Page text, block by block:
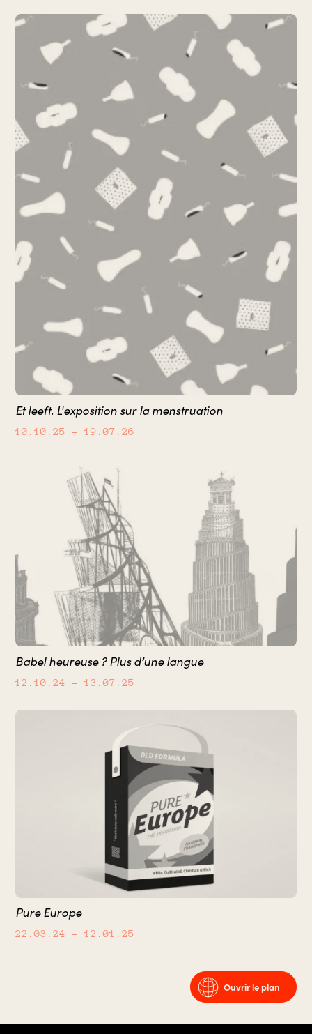
Et leeft. L'exposition sur la menstruation
10.10.25 – 19.07.26
Babel heureuse ? Plus d’une langue
12.10.24 – 13.07.25
Pure Europe
22.03.24 – 12.01.25
Ouvrir le plan